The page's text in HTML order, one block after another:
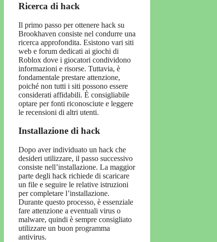
Ricerca di hack
Il primo passo per ottenere hack su
Brookhaven consiste nel condurre una
ricerca approfondita. Esistono vari siti
web e forum dedicati ai giochi di
Roblox dove i giocatori condividono
informazioni e risorse. Tuttavia, è
fondamentale prestare attenzione,
poiché non tutti i siti possono essere
considerati affidabili. È consigliabile
optare per fonti riconosciute e leggere
le recensioni di altri utenti.
Installazione di hack
Dopo aver individuato un hack che
desideri utilizzare, il passo successivo
consiste nell’installazione. La maggior
parte degli hack richiede di scaricare
un file e seguire le relative istruzioni
per completare l’installazione.
Durante questo processo, è essenziale
fare attenzione a eventuali virus o
malware, quindi è sempre consigliato
utilizzare un buon programma
antivirus.